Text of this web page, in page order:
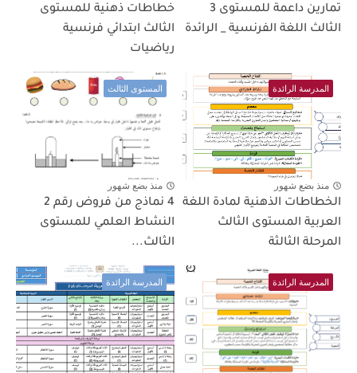
تمارين داعمة للمستوى 3
الثالث اللغة الفرنسية _ الرائدة
خطاطات ذهنية للمستوى
الثالث ابتدائي فرنسية
رياضيات
المدرسة الرائدة
منذ بضع شهور
الخطاطات الذهنية لمادة اللغة
العربية المستوى الثالث
المرحلة الثالثة
المستوى الثالث
منذ بضع شهور
4 نماذج من فروض رقم 2
النشاط العلمي للمستوى
الثالث...
المدرسة الرائدة المدرسة الرائدة